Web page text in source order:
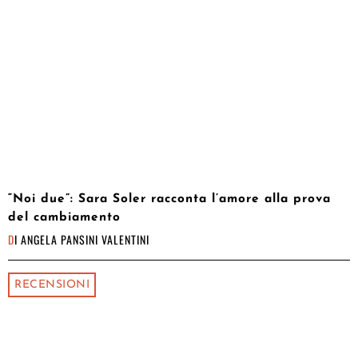
“Noi due”: Sara Soler racconta l’amore alla prova
del cambiamento
DI ANGELA PANSINI VALENTINI
RECENSIONI